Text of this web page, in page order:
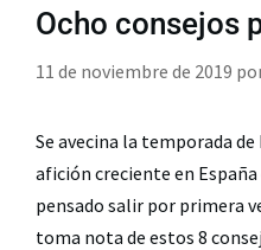
Ocho consejos
11 de noviembre de 2019
Se avecina la temporada de
afición creciente en
pensado salir por primera
toma nota de estos 8